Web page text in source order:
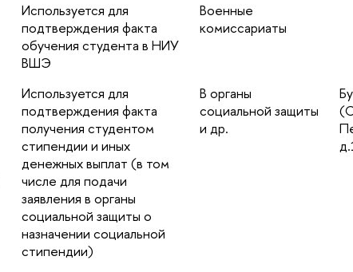
Используется для
подтверждения факта
обучения студента в НИУ
ВШЭ
Военные
комиссариаты
Используется для
подтверждения факта
получения студентом
стипендии и иных
денежных выплат (в том
числе для подачи
заявления в органы
социальной защиты о
назначении социальной
стипендии)
В органы
социальной защиты
и др.